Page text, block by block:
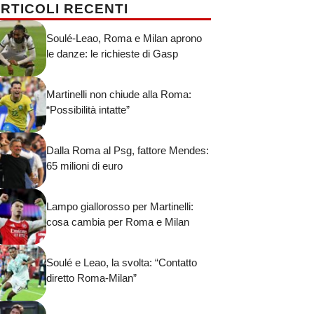
RECENTI
Soulé-Leao, Roma e Milan aprono
le danze: le richieste di Gasp
Martinelli non chiude alla Roma:
“Possibilità intatte”
Dalla Roma al Psg, fattore Mendes:
65 milioni di euro
Lampo giallorosso per Martinelli:
cosa cambia per Roma e Milan
Soulé e Leao, la svolta: “Contatto
diretto Roma-Milan”